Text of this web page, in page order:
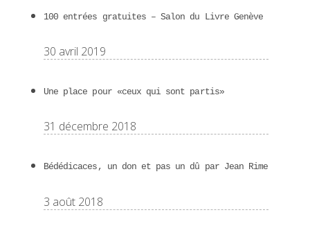
100 entrées gratuites – Salon du Livre Genève
30 avril 2019
Une place pour «ceux qui sont partis»
31 décembre 2018
Bédédicaces, un don et pas un dû par Jean Rime
3 août 2018